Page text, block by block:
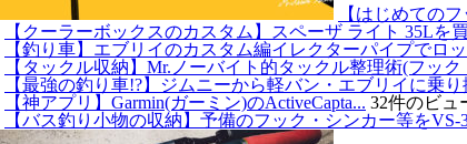
【はじめての
【クーラーボックスのカスタム】スペーザ ライト 35Lを
【釣り車】エブリイのカスタム編イレクターパイプでロ
【タックル収納】Mr.ノーバイト的タックル整理術(フック
【最強の釣り車!?】ジムニーから軽バン・エブリイに乗り
【神アプリ】Garmin(ガーミン)のActiveCapta... 32件のビュ
【バス釣り小物の収納】予備のフック・シンカー等をVS-